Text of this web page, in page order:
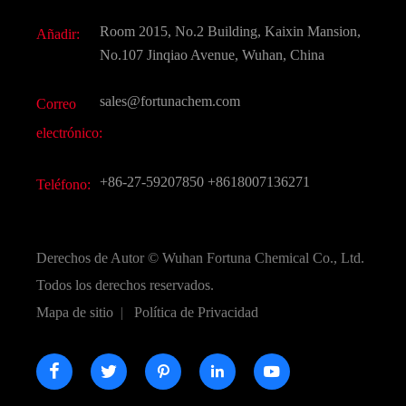
Sabores y fragancias
CAS químico
Todos los productos químicos finos
Preguntas frecuentes (FAQ)
Añadir:
Room 2015, No.2 Building, Kaixin Mansion,
No.107 Jinqiao Avenue, Wuhan, China
Correo
electrónico:
sales@fortunachem.com
Teléfono: +86-27-59207850 +8618007136271
Derechos de Autor © Wuhan Fortuna Chemical Co., Ltd.
Todos los derechos reservados.
Mapa de sitio | Política de Privacidad
    